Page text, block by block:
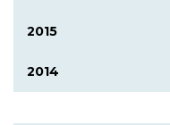
2015
2014